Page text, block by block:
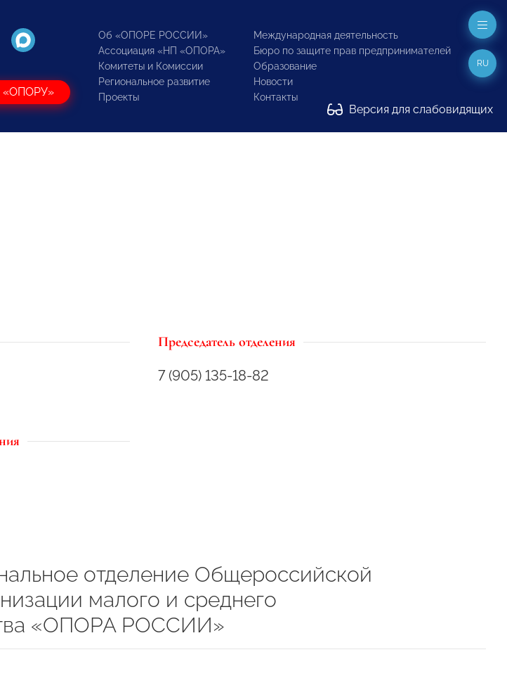
«ОПОРУ»
Об «ОПОРЕ РОССИИ»
Ассоциация «НП «ОПОРА»
Комитеты и Комиссии
Региональное развитие
Проекты
Международная деятельность
Бюро по защите прав предпринимателей
Образование
Новости
Контакты
Версия для слабовидящих
RU
Председатель отделения
7 (905) 135-18-82
отделение Общероссийской
малого и среднего
«ОПОРА РОССИИ»